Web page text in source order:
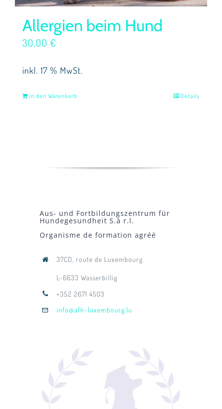
Allergien beim Hund
30,00 €
inkl. 17 % MwSt.
In den Warenkorb Details
Aus- und Fortbildungszentrum für
Hundegesundheit S.à r.l.
Organisme de formation agréé
37CD, route de Luxembourg
L-6633 Wasserbillig
+352 2671 4503
info@afh-luxembourg.lu